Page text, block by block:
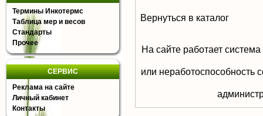
Термины Инкотермс
Таблица мер и весов
Стандарты
Прочее
СЕРВИС
Реклама на сайте
Личный кабинет
Контакты
Вернуться в каталог
На сайте работает
или неработоспособность